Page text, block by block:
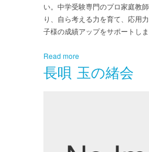
い。中学受験専門のプロ家庭教
り、自ら考える力を育て、応用
子様の成績アップをサポートしま
Read more
長唄 玉の緒会